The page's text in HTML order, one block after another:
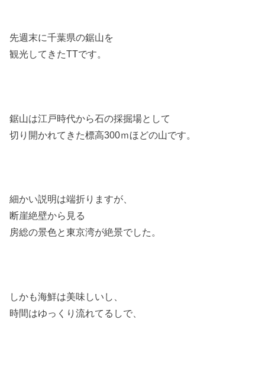
先週末に千葉県の鋸山を
観光してきたTTです。
鋸山は江戸時代から石の採掘場として
切り開かれてきた標高300ｍほどの山です。
細かい説明は端折りますが、
断崖絶壁から見る
房総の景色と東京湾が絶景でした。
しかも海鮮は美味しいし、
時間はゆっくり流れてるしで、